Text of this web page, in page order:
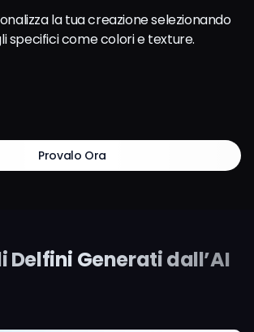
Provalo Ora
Delfini Generati dall’AI